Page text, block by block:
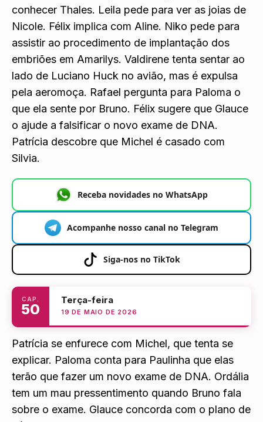
conhecer Thales. Leila pede para ver as joias de
Nicole. Félix implica com Aline. Niko pede para
assistir ao procedimento de implantação dos
embriões em Amarilys. Valdirene tenta sentar ao
lado de Luciano Huck no avião, mas é expulsa
pela aeromoça. Rafael pergunta para Paloma o
que ela sente por Bruno. Félix sugere que Glauce
o ajude a falsificar o novo exame de DNA.
Patrícia descobre que Michel é casado com
Silvia.
Receba novidades no WhatsApp
Acompanhe nosso canal no Telegram
Siga-nos no TikTok
CAP.
50
Terça-feira
19 DE MAIO DE 2026
Patrícia se enfurece com Michel, que tenta se
explicar. Paloma conta para Paulinha que elas
terão que fazer um novo exame de DNA. Ordália
tem um mau pressentimento quando Bruno fala
sobre o exame. Glauce concorda com o plano de